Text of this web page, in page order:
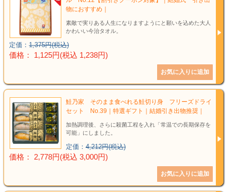
物におすすめ｜
素敵で実りある人生になりますようにと願いを込めた大人
かわいい今治タオル。
定価： 1,375円(税込)
価格： 1,125円(税込 1,238円)
鮭乃家 そのまま食べれる鮭切り身 フリーズドライ
セット No.39｜特選ギフト｜結婚引き出物推奨｜
加熱調理後、さらに殺菌工程を入れ「常温での長期保存を
可能」にしました。
定価： 4,212円(税込)
価格： 2,778円(税込 3,000円)